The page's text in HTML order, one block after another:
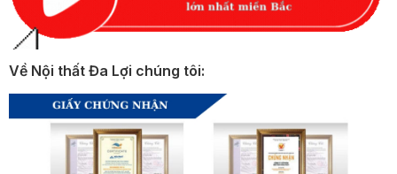
Về Nội thất Đa Lợi chúng tôi: